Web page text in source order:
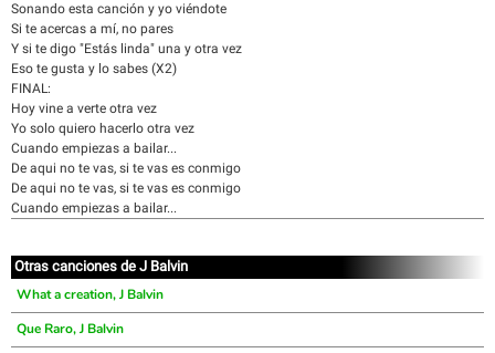
Sonando esta canción y yo viéndote
Si te acercas a mí, no pares
Y si te digo "Estás linda" una y otra vez
Eso te gusta y lo sabes (X2)
FINAL:
Hoy vine a verte otra vez
Yo solo quiero hacerlo otra vez
Cuando empiezas a bailar...
De aqui no te vas, si te vas es conmigo
De aqui no te vas, si te vas es conmigo
Cuando empiezas a bailar...
Otras canciones de J Balvin
What a creation, J Balvin
Que Raro, J Balvin